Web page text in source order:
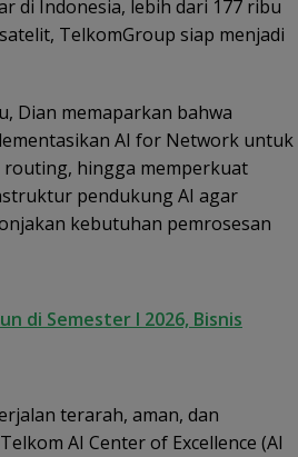
di Indonesia, lebih dari 177 ribu
TelkomGroup siap menjadi
Dian memaparkan bahwa
AI for Network untuk
hingga memperkuat
pendukung AI agar
kebutuhan pemrosesan
di Semester I 2026, Bisnis
terarah, aman, dan
AI Center of Excellence (AI
Kebun